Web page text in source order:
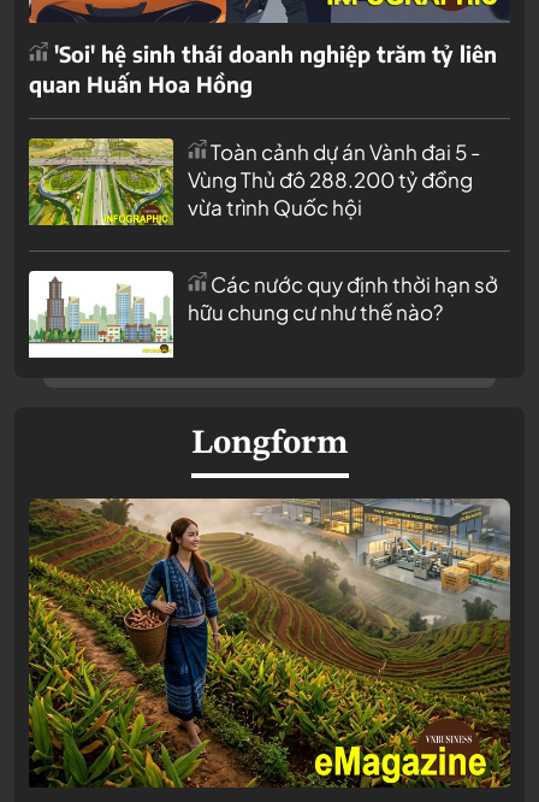
'Soi' hệ sinh thái doanh nghiệp trăm tỷ liên
quan Huấn Hoa Hồng
Toàn cảnh dự án Vành đai 5 -
Vùng Thủ đô 288.200 tỷ đồng
vừa trình Quốc hội
Các nước quy định thời hạn sở
hữu chung cư như thế nào?
Longform